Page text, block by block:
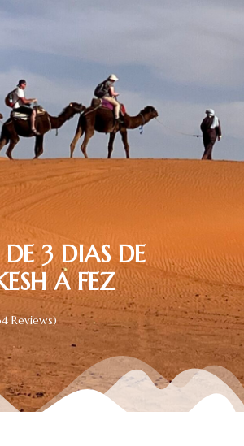
3 DIAS DE
A FEZ
Reviews)